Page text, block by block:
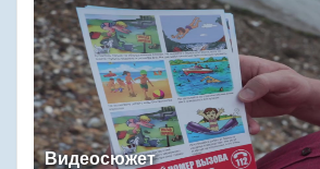
Видеосюжет